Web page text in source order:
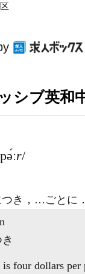
シブ英和
r/
き，…ごとに ．
is four dollars per